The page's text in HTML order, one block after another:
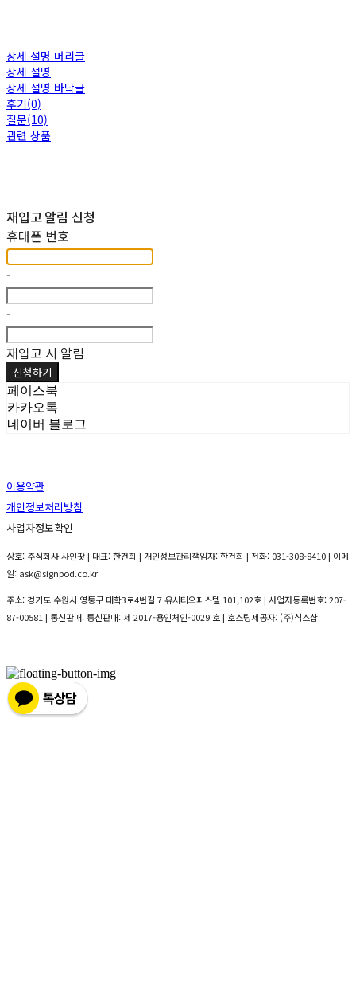
상세 설명 머리글
상세 설명
상세 설명 바닥글
후기(0)
질문(10)
관련 상품
재입고 알림 신청
휴대폰 번호
-
-
재입고 시 알림
신청하기
페이스북
카카오톡
네이버 블로그
이용약관
개인정보처리방침
사업자정보확인
상호: 주식회사 사인팟 | 대표: 한건희 | 개인정보관리책임자: 한건희 | 전화: 031-308-8410 | 이메
일: ask@signpod.co.kr
주소: 경기도 수원시 영통구 대학3로4번길 7 유시티오피스텔 101,102호 | 사업자등록번호:207-
87-00581 | 통신판매: 통신판매: 제 2017-용인처인-0029 호 | 호스팅제공자: (주)식스샵